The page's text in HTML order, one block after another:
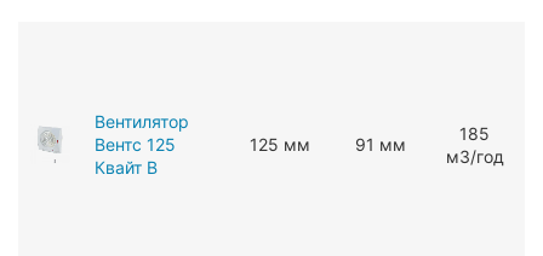
Вентилятор
Вентс 125
Квайт В
125 мм 91 мм
185
мЗ/год